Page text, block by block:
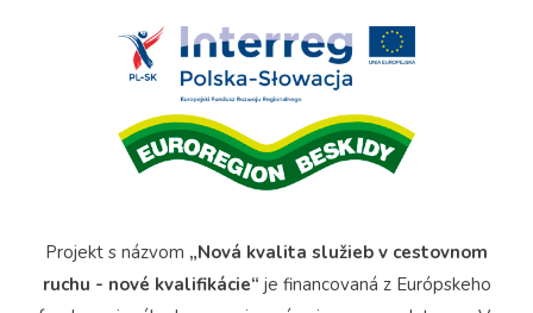
Projekt s názvom „Nová kvalita služieb v cestovnom
ruchu - nové kvalifikácie“ je financovaná z Európskeho